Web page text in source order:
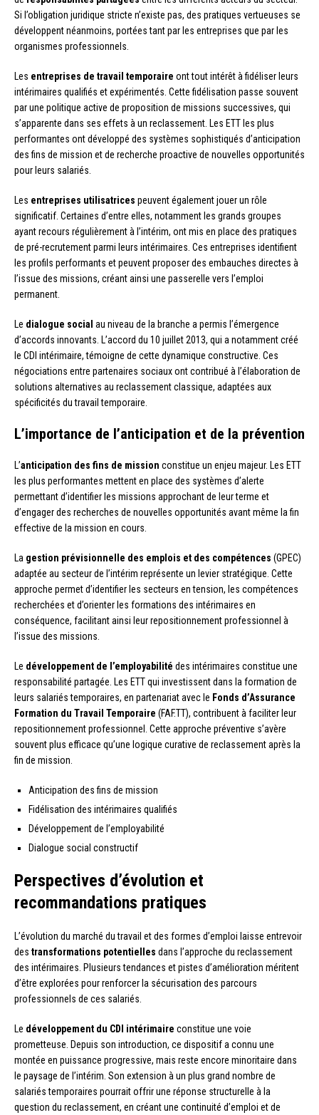
Si l’obligation juridique stricte n’existe pas, des pratiques vertueuses se
développent néanmoins, portées tant par les entreprises que par les
organismes professionnels.
Les entreprises de travail temporaire ont tout intérêt à fidéliser leurs
intérimaires qualifiés et expérimentés. Cette fidélisation passe souvent
par une politique active de proposition de missions successives, qui
s’apparente dans ses effets à un reclassement. Les ETT les plus
performantes ont développé des systèmes sophistiqués d’anticipation
des fins de mission et de recherche proactive de nouvelles opportunités
pour leurs salariés.
Les entreprises utilisatrices peuvent également jouer un rôle
significatif. Certaines d’entre elles, notamment les grands groupes
ayant recours régulièrement à l’intérim, ont mis en place des pratiques
de pré-recrutement parmi leurs intérimaires. Ces entreprises identifient
les profils performants et peuvent proposer des embauches directes à
l’issue des missions, créant ainsi une passerelle vers l’emploi
permanent.
Le dialogue social au niveau de la branche a permis l’émergence
d’accords innovants. L’accord du 10 juillet 2013, qui a notamment créé
le CDI intérimaire, témoigne de cette dynamique constructive. Ces
négociations entre partenaires sociaux ont contribué à l’élaboration de
solutions alternatives au reclassement classique, adaptées aux
spécificités du travail temporaire.
L’importance de l’anticipation et de la prévention
L’anticipation des fins de mission constitue un enjeu majeur. Les ETT
les plus performantes mettent en place des systèmes d’alerte
permettant d’identifier les missions approchant de leur terme et
d’engager des recherches de nouvelles opportunités avant même la fin
effective de la mission en cours.
La gestion prévisionnelle des emplois et des compétences (GPEC)
adaptée au secteur de l’intérim représente un levier stratégique. Cette
approche permet d’identifier les secteurs en tension, les compétences
recherchées et d’orienter les formations des intérimaires en
conséquence, facilitant ainsi leur repositionnement professionnel à
l’issue des missions.
Le développement de l’employabilité des intérimaires constitue une
responsabilité partagée. Les ETT qui investissent dans la formation de
leurs salariés temporaires, en partenariat avec le Fonds d’Assurance
Formation du Travail Temporaire (FAF.TT), contribuent à faciliter leur
repositionnement professionnel. Cette approche préventive s’avère
souvent plus efficace qu’une logique curative de reclassement après la
fin de mission.
Anticipation des fins de mission
Fidélisation des intérimaires qualifiés
Développement de l’employabilité
Dialogue social constructif
Perspectives d’évolution et
recommandations pratiques
L’évolution du marché du travail et des formes d’emploi laisse entrevoir
des transformations potentielles dans l’approche du reclassement
des intérimaires. Plusieurs tendances et pistes d’amélioration méritent
d’être explorées pour renforcer la sécurisation des parcours
professionnels de ces salariés.
Le développement du CDI intérimaire constitue une voie
prometteuse. Depuis son introduction, ce dispositif a connu une
montée en puissance progressive, mais reste encore minoritaire dans
le paysage de l’intérim. Son extension à un plus grand nombre de
salariés temporaires pourrait offrir une réponse structurelle à la
question du reclassement, en créant une continuité d’emploi et de